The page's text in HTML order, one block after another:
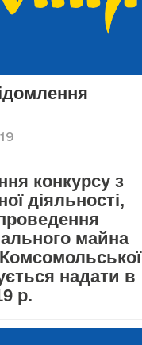
конкурсу з
діяльності,
майна
надати в
р.